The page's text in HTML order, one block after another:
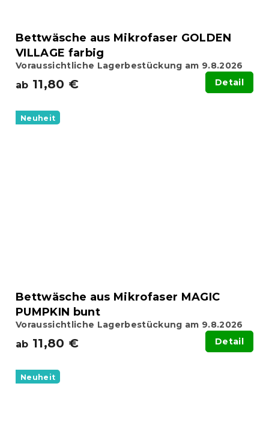
Bettwäsche aus Mikrofaser GOLDEN
VILLAGE farbig
Voraussichtliche Lagerbestückung am 9.8.2026
ab 11,80 € Detail
Neuheit
Bettwäsche aus Mikrofaser MAGIC
PUMPKIN bunt
Voraussichtliche Lagerbestückung am 9.8.2026
ab 11,80 € Detail
Neuheit